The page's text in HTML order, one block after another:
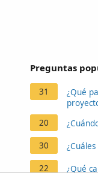
Preguntas
31
¿Qué
20
30
22 ¿Qué